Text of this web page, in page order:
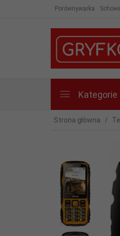
Porównywarka
Kategorie
Strona główna